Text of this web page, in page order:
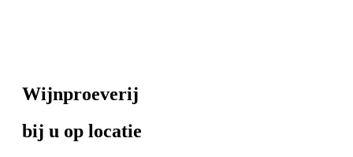
Wijnproeverij
bij u op locatie